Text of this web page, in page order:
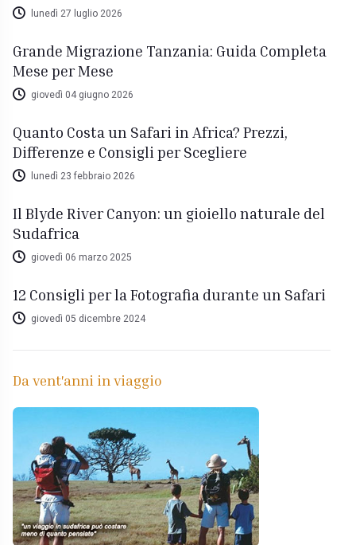
lunedì 27 luglio 2026
Grande Migrazione Tanzania: Guida Completa
Mese per Mese
giovedì 04 giugno 2026
Quanto Costa un Safari in Africa? Prezzi,
Differenze e Consigli per Scegliere
lunedì 23 febbraio 2026
Il Blyde River Canyon: un gioiello naturale del
Sudafrica
giovedì 06 marzo 2025
12 Consigli per la Fotografia durante un Safari
giovedì 05 dicembre 2024
Da vent'anni in viaggio